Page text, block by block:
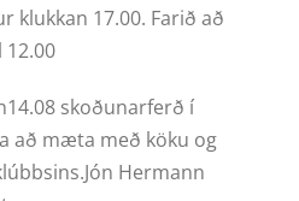
klukkan 17.00. Farið að
skoðunarferð í
að mæta með köku og
Hermann